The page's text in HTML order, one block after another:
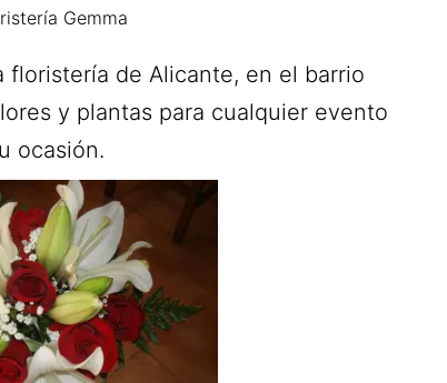
Gemma
floristería de Alicante, en el barrio
y plantas para cualquier evento
u ocasión.